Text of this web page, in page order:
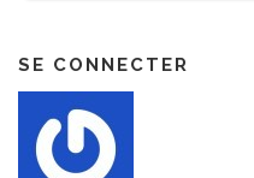
SE CONNECTER